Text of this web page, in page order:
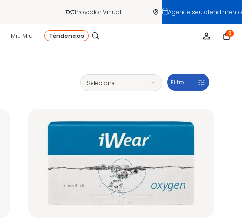
Provador Virtual Agende seu atendimento
Miu Miu Têndencias 0
Filtro